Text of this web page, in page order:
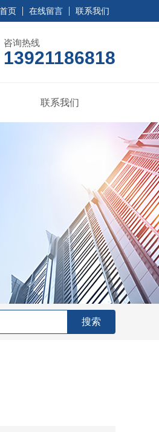
页 在线留言 联系我们
咨询热线
13921186818
联系我们